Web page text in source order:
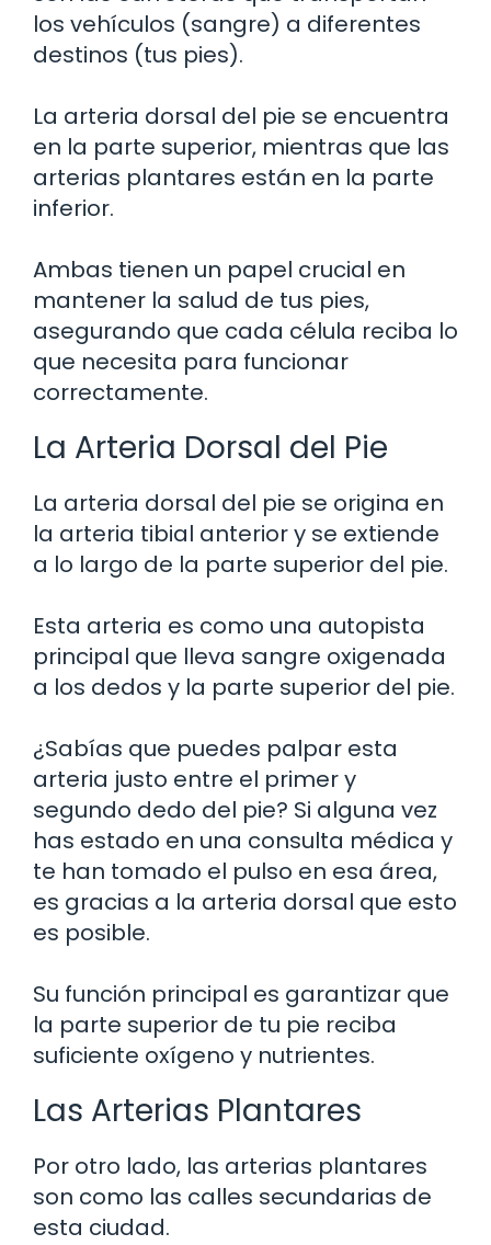
los vehículos (sangre) a diferentes
destinos (tus pies).
La arteria dorsal del pie se encuentra
en la parte superior, mientras que las
arterias plantares están en la parte
inferior.
Ambas tienen un papel crucial en
mantener la salud de tus pies,
asegurando que cada célula reciba lo
que necesita para funcionar
correctamente.
La Arteria Dorsal del Pie
La arteria dorsal del pie se origina en
la arteria tibial anterior y se extiende
a lo largo de la parte superior del pie.
Esta arteria es como una autopista
principal que lleva sangre oxigenada
a los dedos y la parte superior del pie.
¿Sabías que puedes palpar esta
arteria justo entre el primer y
segundo dedo del pie? Si alguna vez
has estado en una consulta médica y
te han tomado el pulso en esa área,
es gracias a la arteria dorsal que esto
es posible.
Su función principal es garantizar que
la parte superior de tu pie reciba
suficiente oxígeno y nutrientes.
Las Arterias Plantares
Por otro lado, las arterias plantares
son como las calles secundarias de
esta ciudad.